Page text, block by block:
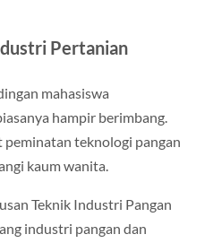
Pertanian
mahasiswa
hampir berimbang.
peminatan teknologi pangan
kaum wanita.
Teknik Industri Pangan
industri pangan dan